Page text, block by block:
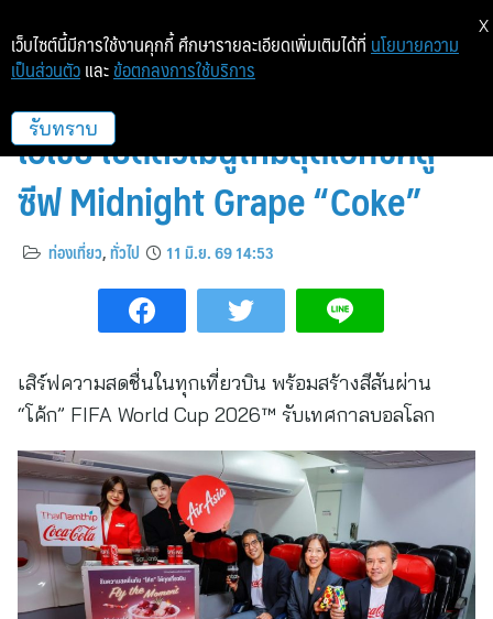
ไทยน้ำทิพย์ โคคา-โคล่า และ แอร์
เอเชีย เปิดตัวเมนูใหม่สุดเอ็กซ์คลู
ซีฟ Midnight Grape “Coke”
ท่องเที่ยว,ทั่วไป 11 มิ.ย. 69 14:53
เสิร์ฟความสดชื่นในทุกเที่ยวบิน พร้อมสร้างสีสันผ่าน
“โค้ก” FIFA World Cup 2026™ รับเทศกาลบอลโลก
เว็บไซต์นี้มีการใช้งานคุกกี้ ศึกษารายละเอียดเพิ่มเติมได้ที่ นโยบายความ
เป็นส่วนตัว และ ข้อตกลงการใช้บริการ
รับทราบ
X